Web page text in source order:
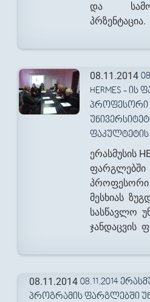
და
პრზენტაცია.
08.11.2014
HERMES -
ᲞᲠᲝᲤᲔᲡᲝᲠᲘ
ᲤᲐᲙᲣᲚᲢᲔᲢᲘᲡ
ერასმუსის
ფარგლებში
პროფესორი
მესხიას
სასწავლო
ჯანდაცვის
08.11.2014 08.11.2014
ᲞᲠᲝᲒᲠᲐᲛᲘᲡ ᲤᲐᲠᲒᲚᲔᲑᲨᲘ